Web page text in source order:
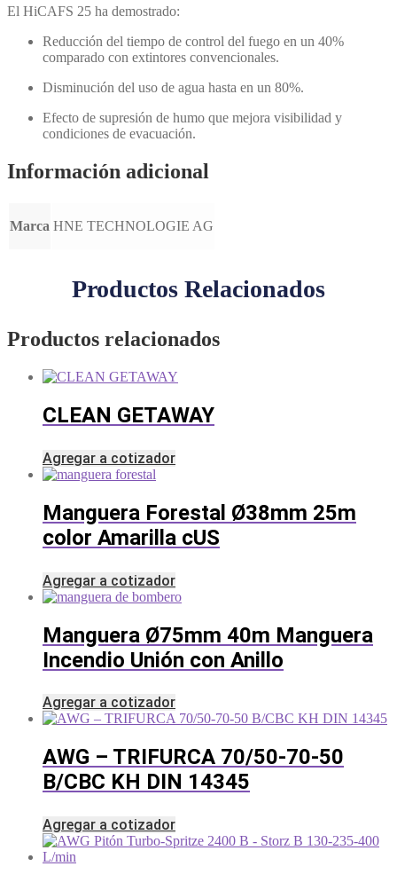
El HiCAFS 25 ha demostrado:
Reducción del tiempo de control del fuego en un 40%
comparado con extintores convencionales.
Disminución del uso de agua hasta en un 80%.
Efecto de supresión de humo que mejora visibilidad y
condiciones de evacuación.
Información adicional
Marca HNE TECHNOLOGIE AG
Productos Relacionados
Productos relacionados
CLEAN GETAWAY
Agregar a cotizador
Manguera Forestal Ø38mm 25m
color Amarilla cUS
Agregar a cotizador
Manguera Ø75mm 40m Manguera
Incendio Unión con Anillo
Agregar a cotizador
AWG – TRIFURCA 70/50-70-50
B/CBC KH DIN 14345
Agregar a cotizador